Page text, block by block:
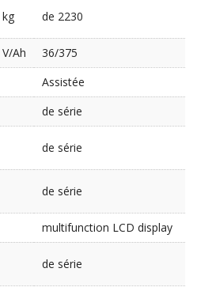
kg de 2230
V/Ah
36/375
Assistée
de série
de série
de série
multifunction LCD display
de série